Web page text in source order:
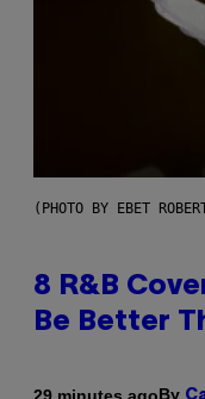
(PHOTO BY EBET
8 R&B
Be Better
By